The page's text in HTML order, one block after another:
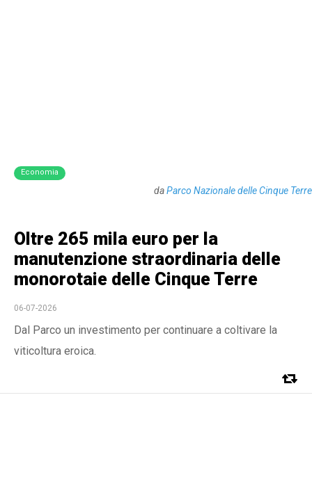
Economia
daParco Nazionale delle Cinque Terre
Oltre 265 mila euro per la
manutenzione straordinaria delle
monorotaie delle Cinque Terre
06-07-2026
Dal Parco un investimento per continuare a coltivare la
viticoltura eroica.